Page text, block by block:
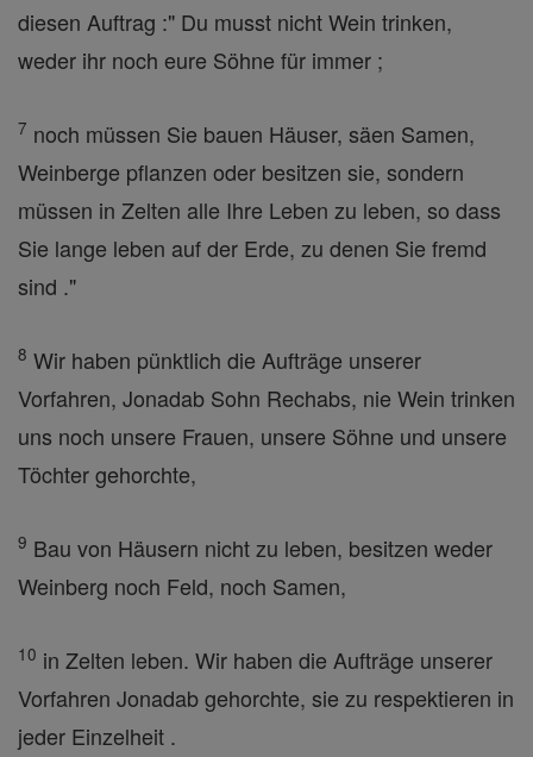
diesen Auftrag :" Du musst nicht Wein trinken,
weder ihr noch eure Söhne für immer ;
7 noch müssen Sie bauen Häuser, säen Samen,
Weinberge pflanzen oder besitzen sie, sondern
müssen in Zelten alle Ihre Leben zu leben, so dass
Sie lange leben auf der Erde, zu denen Sie fremd
sind ."
8 Wir haben pünktlich die Aufträge unserer
Vorfahren, Jonadab Sohn Rechabs, nie Wein trinken
uns noch unsere Frauen, unsere Söhne und unsere
Töchter gehorchte,
9 Bau von Häusern nicht zu leben, besitzen weder
Weinberg noch Feld, noch Samen,
10 in Zelten leben. Wir haben die Aufträge unserer
Vorfahren Jonadab gehorchte, sie zu respektieren in
jeder Einzelheit .